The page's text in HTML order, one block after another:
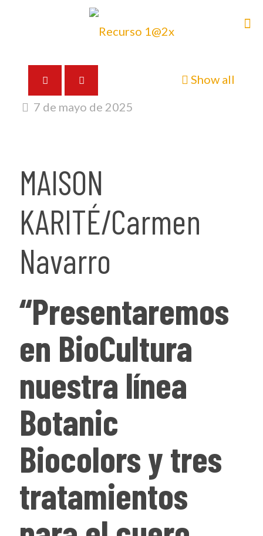
Show all
7 de mayo de 2025
MAISON
KARITÉ/Carmen
Navarro
“Presentaremos
en BioCultura
nuestra línea
Botanic
Biocolors y tres
tratamientos